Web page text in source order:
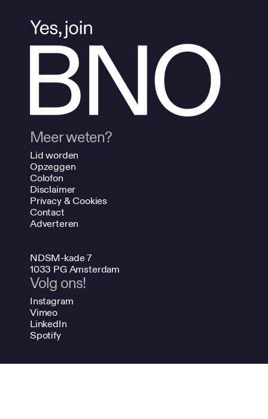
Meer weten?
Lid worden
Opzeggen
Colofon
Disclaimer
Privacy & Cookies
Contact
Adverteren
NDSM-kade 7
1033 PG Amsterdam
Volg ons!
Instagram
Vimeo
LinkedIn
Spotify